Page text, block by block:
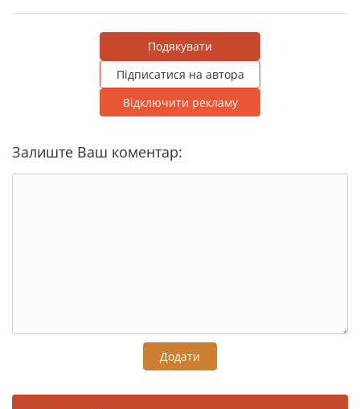
Подякувати
Підписатися на автора
Відключити рекламу
Залиште Ваш коментар:
Додати